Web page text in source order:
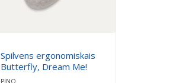
Spilvens ergonomiskais
Butterfly, Dream Me!
PINO